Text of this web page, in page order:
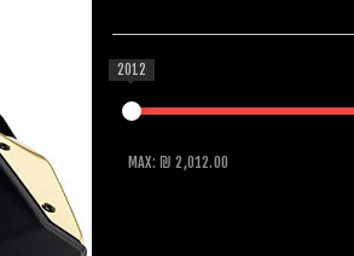
MAX: ₪ 2,012.00
2012